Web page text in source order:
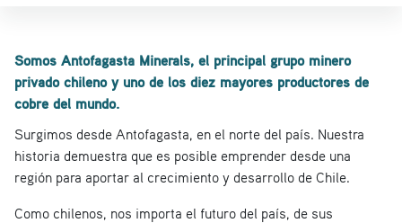
Somos Antofagasta Minerals, el principal grupo minero
privado chileno y uno de los diez mayores productores de
cobre del mundo.
Surgimos desde Antofagasta, en el norte del país. Nuestra
historia demuestra que es posible emprender desde una
región para aportar al crecimiento y desarrollo de Chile.
Como chilenos, nos importa el futuro del país, de sus